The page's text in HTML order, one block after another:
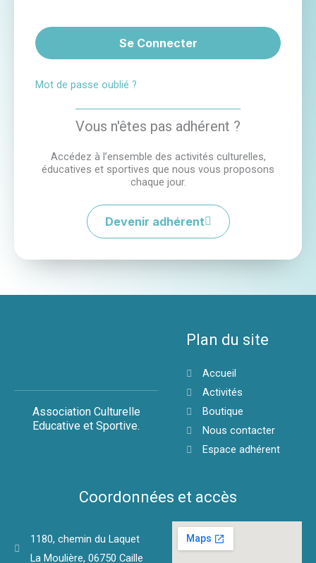
Mot de passe oublié ?
Vous n'êtes pas adhérent ?
Accédez à l’ensemble des activités culturelles,
éducatives et sportives que nous vous proposons
chaque jour.
Devenir adhérent
Association Culturelle
Educative et Sportive.
Plan du site
Accueil
Activités
Boutique
Nous contacter
Espace adhérent
Coordonnées et accès
1180, chemin du Laquet
La Moulière, 06750 Caille